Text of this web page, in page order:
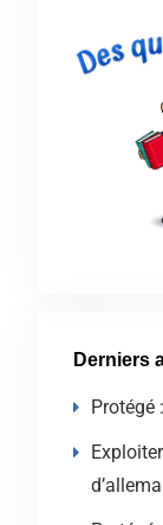
Derniers
Protégé